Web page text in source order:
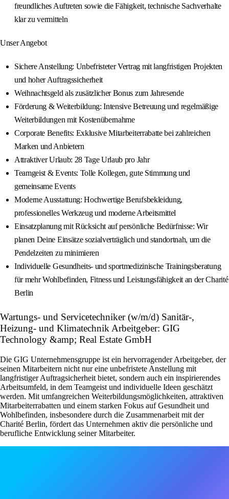
freundliches Auftreten sowie die Fähigkeit, technische Sachverhalte
klar zu vermitteln
Unser Angebot
Sichere Anstellung: Unbefristeter Vertrag mit langfristigen Projekten
und hoher Auftragssicherheit
Weihnachtsgeld als zusätzlicher Bonus zum Jahresende
Förderung & Weiterbildung: Intensive Betreuung und regelmäßige
Weiterbildungen mit Kostenübernahme
Corporate Benefits: Exklusive Mitarbeiterrabatte bei zahlreichen
Marken und Anbietern
Attraktiver Urlaub: 28 Tage Urlaub pro Jahr
Teamgeist & Events: Tolle Kollegen, gute Stimmung und
gemeinsame Events
Moderne Ausstattung: Hochwertige Berufsbekleidung,
professionelles Werkzeug und moderne Arbeitsmittel
Einsatzplanung mit Rücksicht auf persönliche Bedürfnisse: Wir
planen Deine Einsätze sozialverträglich und standortnah, um die
Pendelzeiten zu minimieren
Individuelle Gesundheits- und sportmedizinische Trainingsberatung
für mehr Wohlbefinden, Fitness und Leistungsfähigkeit an der Charité
Berlin
Wartungs- und Servicetechniker (w/m/d) Sanitär-,
Heizung- und Klimatechnik Arbeitgeber: GIG
Technology &amp; Real Estate GmbH
Die GIG Unternehmensgruppe ist ein hervorragender Arbeitgeber, der
seinen Mitarbeitern nicht nur eine unbefristete Anstellung mit
langfristiger Auftragsicherheit bietet, sondern auch ein inspirierendes
Arbeitsumfeld, in dem Teamgeist und individuelle Ideen geschätzt
werden. Mit umfangreichen Weiterbildungsmöglichkeiten, attraktiven
Mitarbeiterrabatten und einem starken Fokus auf Gesundheit und
Wohlbefinden, insbesondere durch die Zusammenarbeit mit der
Charité Berlin, fördert das Unternehmen aktiv die persönliche und
berufliche Entwicklung seiner Mitarbeiter.